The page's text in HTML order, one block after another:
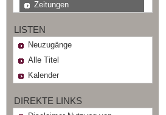
Zeitungen
LISTEN
Neuzugänge
Alle Titel
Kalender
DIREKTE LINKS